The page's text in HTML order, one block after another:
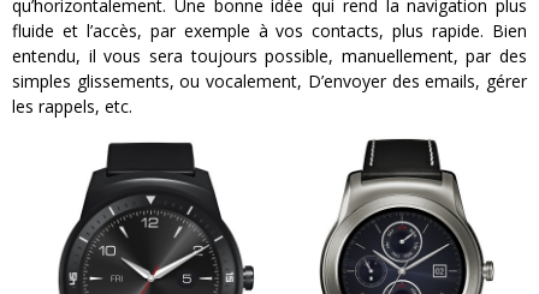
qu’horizontalement. Une bonne idée qui rend la navigation plus
fluide et l’accès, par exemple à vos contacts, plus rapide. Bien
entendu, il vous sera toujours possible, manuellement, par des
simples glissements, ou vocalement, D’envoyer des emails, gérer
les rappels, etc.